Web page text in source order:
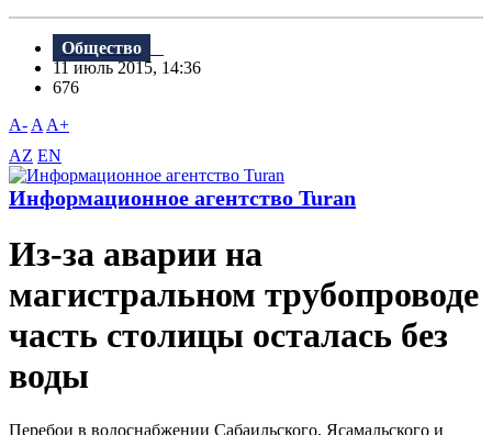
Общество
11 июль 2015, 14:36
676
A- A A+
AZ EN
Информационное агентство Turan
Из-за аварии на
магистральном трубопроводе
часть столицы осталась без
воды
Перебои в водоснабжении Сабаильского, Ясамальского и